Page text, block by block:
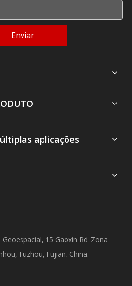
Enviar
aplicações
Geoespacial, 15 Gaoxin Rd. Zona
Fuzhou, Fujian, China.